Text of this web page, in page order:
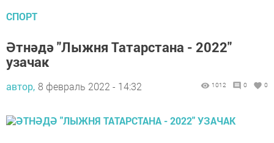
СПОРТ
Әтнәдә "Лыжня Татарстана - 2022"
узачак
автор, 8 февраль 2022 - 14:32 1012 0 0